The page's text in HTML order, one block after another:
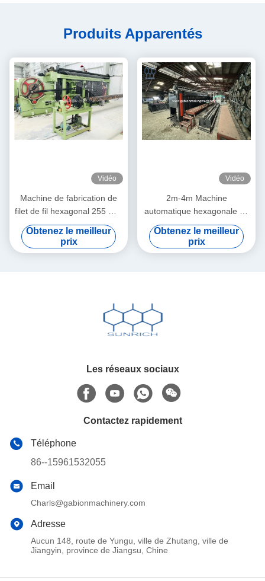
Produits Apparentés
Vidéo
Machine de fabrication de
filet de fil hexagonal 255 m/h
Vitesse pour fil de diamètre
de 4,0 mm
Obtenez le meilleur
prix
Vidéo
2m-4m Machine
automatique hexagonale de
filetage de fil de fer Diamètre
de fil de 1,6-4,0 mm Maille
de taille 90x130mm
Obtenez le meilleur
prix
Les réseaux sociaux
Contactez rapidement
Téléphone
86--15961532055
Email
Charls@gabionmachinery.com
Adresse
Aucun 148, route de Yungu, ville de Zhutang, ville de
Jiangyin, province de Jiangsu, Chine